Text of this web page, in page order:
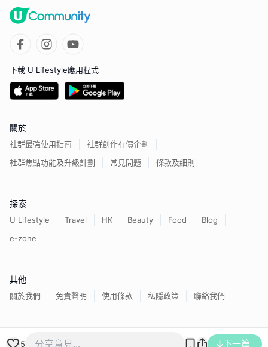
5 下一篇
下載 U Lifestyle應用程式
關於
社群最強使用指南
社群創作有價企劃
社群焦點功能及升級計劃
常見問題 條款及細則
探索
U Lifestyle Travel HK Beauty Food
Blog
e-zone
其他
關於我們 免責聲明 使用條款 私隱政策 聯絡我們
香港經濟日報版權所有©